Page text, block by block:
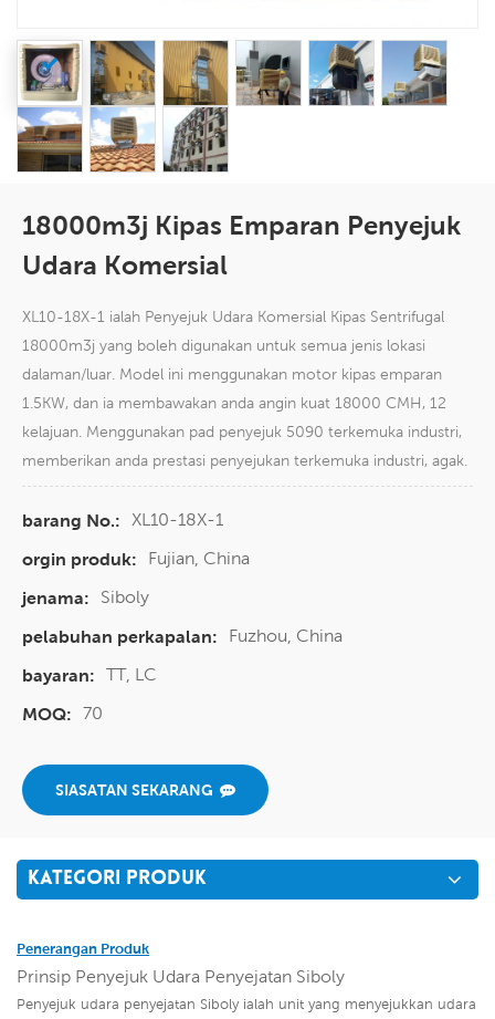
18000m3j Kipas Emparan Penyejuk
Udara Komersial
XL10-18X-1 ialah Penyejuk Udara Komersial Kipas Sentrifugal
18000m3j yang boleh digunakan untuk semua jenis lokasi
dalaman/luar. Model ini menggunakan motor kipas emparan
1.5KW, dan ia membawakan anda angin kuat 18000 CMH, 12
kelajuan. Menggunakan pad penyejuk 5090 terkemuka industri,
memberikan anda prestasi penyejukan terkemuka industri, agak.
barang No.: XL10-18X-1
orgin produk:
Fujian, China
jenama:
Siboly
pelabuhan perkapalan:
Fuzhou, China
bayaran: TT, LC
MOQ: 70
SIASATAN SEKARANG
KATEGORI PRODUK
Penerangan Produk
Prinsip Penyejuk Udara Penyejatan Siboly
Penyejuk udara penyejatan Siboly ialah unit yang menyejukkan udara